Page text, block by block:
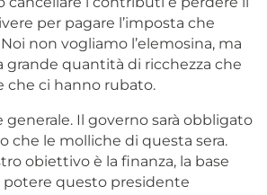
per pagare l’imposta che
non vogliamo l’elemosina, ma
grande quantità di ricchezza che
che ci hanno rubato.
generale. Il governo sarà obbligato
che le molliche di questa sera.
obiettivo è la finanza, la base
potere questo presidente